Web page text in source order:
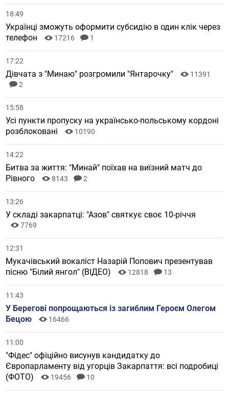
18:49
Українці зможуть оформити субсидію в один клік через
телефон
17216 1
17:22
Дівчата з "Минаю" розгромили "Янтарочку"
11391
2
15:58
Усі пункти пропуску на українсько-польському кордоні
розблоковані
10190
14:22
Битва за життя: "Минай" поїхав на виїзний матч до
Рівного
8143 2
13:26
У складі закарпатці: "Азов" святкує своє 10-річчя
7769
12:31
Мукачівський вокаліст Назарій Попович презентував
пісню "Білий янгол" (ВІДЕО)
12818 13
11:43
У Берегові попрощаються із загиблим Героєм Олегом
Бецою
16466
11:00
"Фідес" офіційно висунув кандидатку до
Європарламенту від угорців Закарпаття: всі подробиці
(ФОТО)
19456 10